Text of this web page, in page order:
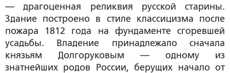
— драгоценная реликвия русской старины.
Здание построено в стиле классицизма после
пожара 1812 года на фундаменте сгоревшей
усадьбы. Владение принадлежало сначала
князьям Долгоруковым — одному из
знатнейших родов России, берущих начало от